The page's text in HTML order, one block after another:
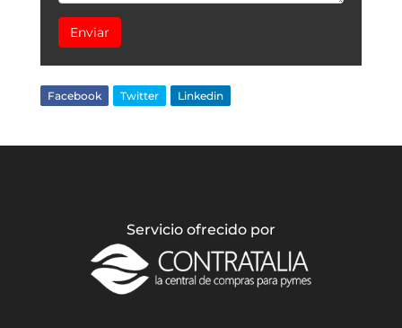
Enviar
Facebook Twitter Linkedin
Servicio ofrecido por